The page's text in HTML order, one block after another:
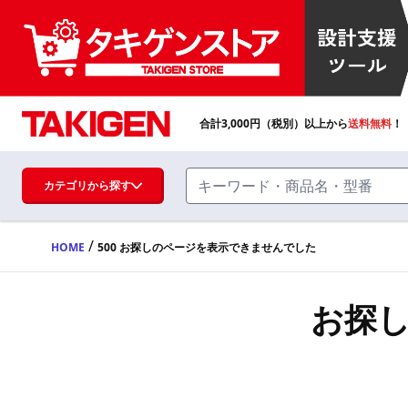
ハンドル・取手・つまみ・周辺機器
FA・A
合計3,000円（税別）以上から送料無料
カテゴリから探す
HOME / 500 お探しのページを表示できませんでした
お探